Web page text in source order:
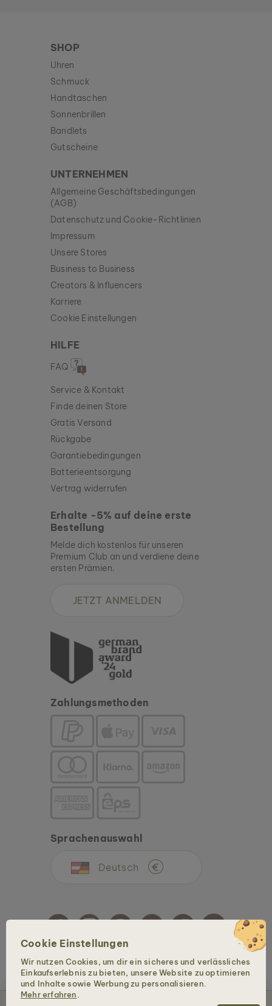
Cookie Einstellungen
Wir nutzen Cookies, um dir ein sicheres und verlässliches
Einkaufserlebnis zu bieten, unsere Website zu optimieren
und Inhalte sowie Werbung zu personalisieren.
Mehr erfahren
SHOP
Uhren
Schmuck
Handtaschen
Sonnenbrillen
Bandlets
Gutscheine
UNTERNEHMEN
Allgemeine Geschäftsbedingungen
(AGB)
Datenschutz und Cookie-Richtlinien
Impressum
Unsere Stores
Business to Business
Creators & Influencers
Karriere
Cookie Einstellungen
HILFE
FAQ
Service & Kontakt
Finde deinen Store
Gratis Versand
Rückgabe
Garantiebedingungen
Batterieentsorgung
Vertrag widerrufen
Erhalte -5% auf deine erste
Bestellung
Melde dich kostenlos für unseren
Premium Club an und verdiene deine
ersten Prämien.
JETZT ANMELDEN
Zahlungsmethoden
Sprachenauswahl
Deutsch €
Copyright © 2026 Holzkern - Eine Marke der Time for Nature GmbH. Alle Rechte
vorbehalten.